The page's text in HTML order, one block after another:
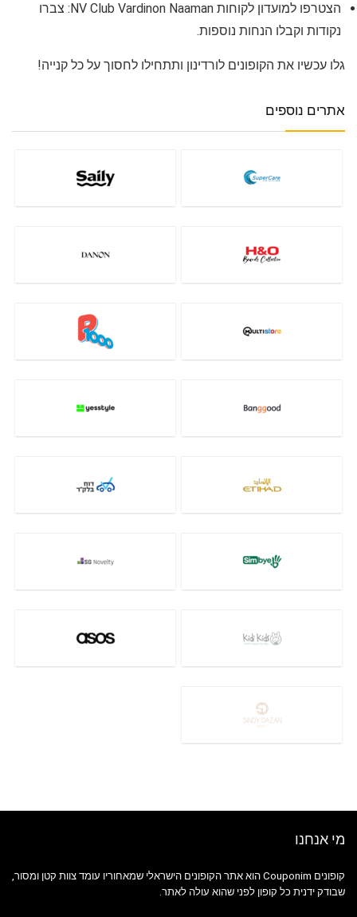
הצטרפו למועדון לקוחות NV Club Vardinon Naaman: צברו
נקודות וקבלו הנחות נוספות.
גלו עכשיו את הקופונים לורדינון ותתחילו לחסוך על כל קנייה!
אתרים נוספים
מי אנחנו
קופונים Couponim הוא אתר הקופונים הישראלי שמאחוריו עומד צוות קטן ומסור,
שבודק ידנית כל קופון לפני שהוא עולה לאתר.